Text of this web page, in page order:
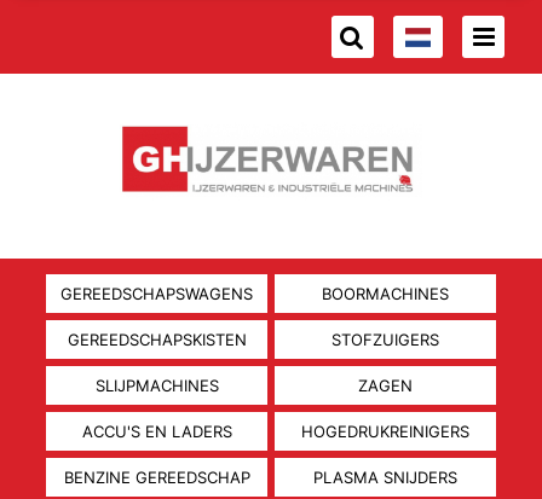
GEREEDSCHAPSWAGENS BOORMACHINES
GEREEDSCHAPSKISTEN STOFZUIGERS
SLIJPMACHINES ZAGEN
ACCU'S EN LADERS HOGEDRUKREINIGERS
BENZINE GEREEDSCHAP PLASMA SNIJDERS